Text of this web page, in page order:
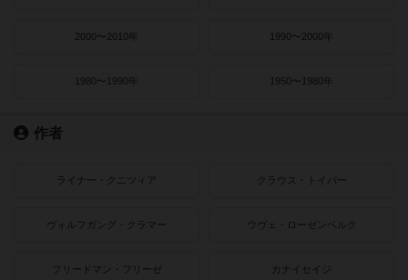
2000〜2010年 1990〜2000年
1980〜1990年 1950〜1980年
作者
ライナー・クニツィア クラウス・トイバー
ヴォルフガング・クラマー ウヴェ・ローゼンベルク
フリードマン・フリーゼ カナイセイジ